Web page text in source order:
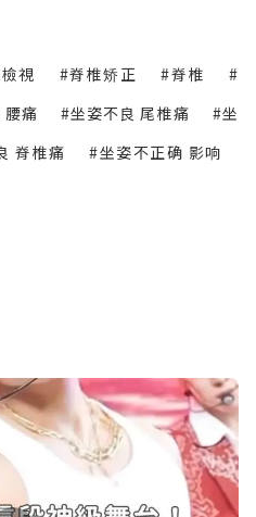
視 #脊椎矫正 #脊椎
#
腰痛 #坐姿不良 尾椎痛
#坐
脊椎痛
#坐姿不正确 影响